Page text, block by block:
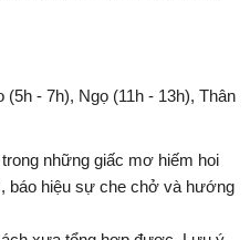
- 7h), Ngọ (11h - 13h), Thân
những giấc mơ hiếm hoi
báo hiệu sự che chở và hướng